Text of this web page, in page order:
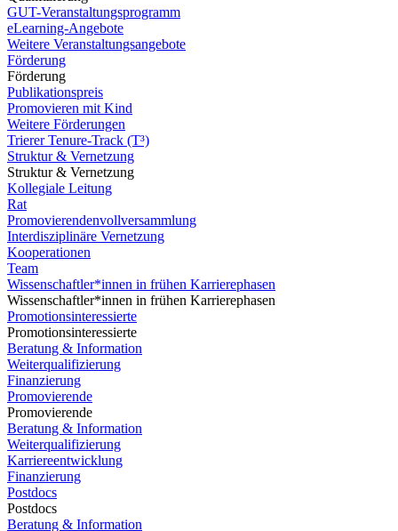
GUT-Veranstaltungsprogramm
eLearning-Angebote
Weitere Veranstaltungsangebote
Förderung
Förderung
Publikationspreis
Promovieren mit Kind
Weitere Förderungen
Trierer Tenure-Track (T³)
Struktur & Vernetzung
Struktur & Vernetzung
Kollegiale Leitung
Rat
Promovierendenvollversammlung
Interdisziplinäre Vernetzung
Kooperationen
Team
Wissenschaftler*innen in frühen Karrierephasen
Wissenschaftler*innen in frühen Karrierephasen
Promotionsinteressierte
Promotionsinteressierte
Beratung & Information
Weiterqualifizierung
Finanzierung
Promovierende
Promovierende
Beratung & Information
Weiterqualifizierung
Karriereentwicklung
Finanzierung
Postdocs
Postdocs
Beratung & Information